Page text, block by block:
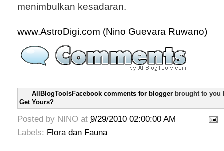
menimbulkan kesadaran.
www.AstroDigi.com (Nino Guevara Ruwano)
AllBlogToolsFacebook comments for blogger brought to you
Get Yours?
Posted by NINO at 9/29/2010 02:00:00 AM
Labels: Flora dan Fauna